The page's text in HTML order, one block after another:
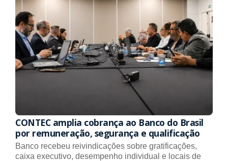
CONTEC amplia cobrança ao Banco do Brasil
por remuneração, segurança e qualificação
Banco recebeu reivindicações sobre gratificações,
caixa executivo, desempenho individual e locais de